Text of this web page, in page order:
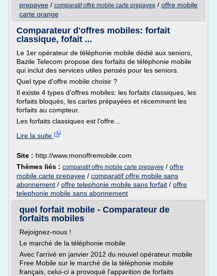
prepayee / comparatif offre mobile carte prepayee / offre mobile
carte orange
Comparateur d'offres mobiles: forfait
classique, fofait ...
Le 1er opérateur de téléphonie mobile dédié aux seniors,
Bazile Telecom propose des forfaits de téléphonie mobile
qui inclut des services utiles pensés pour les seniors.
Quel type d'offre mobile choisir ?
Il existe 4 types d'offres mobiles: les forfaits classiques, les
forfaits bloqués, les cartes prépayées et récemment les
forfaits au compteur.
Les forfaits classiques est l'offre...
Lire la suite
Site : http://www.monoffremobile.com
Thèmes liés : comparatif offre mobile carte prepayee / offre
mobile carte prepayee / comparatif offre mobile sans
abonnement / offre telephonie mobile sans forfait / offre
telephonie mobile sans abonnement
quel forfait mobile - Comparateur de
forfaits mobiles
Rejoignez-nous !
Le marché de la téléphonie mobile
Avec l'arrivé en janvier 2012 du nouvel opérateur mobile
Free Mobile sur le marché de la téléphonie mobile
français, celui-ci a provoqué l'apparition de forfaits